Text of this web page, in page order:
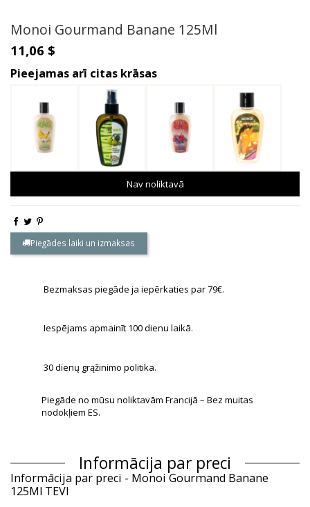
Monoi Gourmand Banane 125Ml
11,06 $
Pieejamas arī citas krāsas
Nav noliktavā
Piegādes laiki un izmaksas
Bezmaksas piegāde ja iepērkaties par 79€.
Iespējams apmainīt 100 dienu laikā.
30 dienų grąžinimo politika.
Piegāde no mūsu noliktavām Francijā – Bez muitas
nodokļiem ES.
Informācija par preci
Informācija par preci - Monoi Gourmand Banane
125Ml TEVI